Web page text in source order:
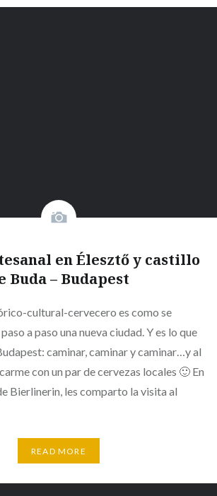
en Élesztő y castillo
Buda – Budapest
cultural-cervecero es como se
a paso una nueva ciudad. Y es lo que
caminar, caminar y caminar…y al
con un par de cervezas locales 🙂 En
Bierlinerin, les comparto la visita al
READ MORE